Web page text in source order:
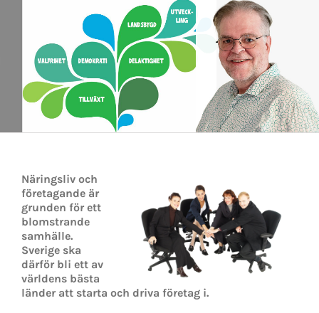
Näringsliv och
företagande är
grunden för ett
blomstrande
samhälle.
Sverige ska
därför bli ett av
världens bästa
länder att starta och driva företag i.